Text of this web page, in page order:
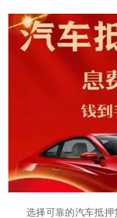
选择可靠的汽车抵